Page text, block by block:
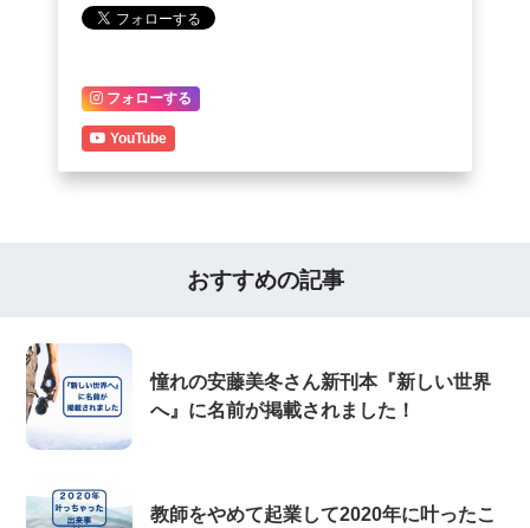
フォローする
YouTube
おすすめの記事
憧れの安藤美冬さん新刊本『新しい世界
へ』に名前が掲載されました！
教師をやめて起業して2020年に叶ったこ